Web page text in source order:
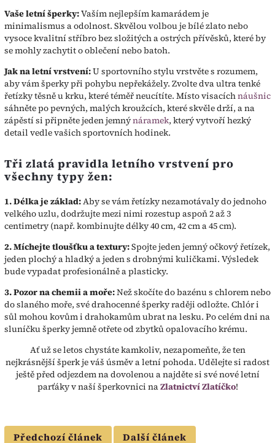
Vaše letní šperky:Vaším nejlepším kamarádem je
minimalismus a odolnost. Skvělou volbou je bílé zlato nebo
vysoce kvalitní stříbro bez složitých a ostrých přívěsků, které by
se mohly zachytit o oblečení nebo batoh.
Jak na letní vrstvení:U sportovního stylu vrstvěte s rozumem,
aby vám šperky při pohybu nepřekážely. Zvolte dva ultra tenké
řetízky těsně u krku, které téměř neucítíte. Místo visacíchnáušnic
sáhněte po pevných, malých kroužcích, které skvěle drží, a na
zápěstí si připněte jeden jemnýnáramek, který vytvoří hezký
detail vedle vašich sportovních hodinek.
Tři zlatá pravidla letního vrstvení pro
všechny typy žen:
1. Délka je základ:Aby se vám řetízky nezamotávaly do jednoho
velkého uzlu, dodržujte mezi nimi rozestup aspoň 2 až 3
centimetry (např. kombinujte délky 40 cm, 42 cm a 45 cm).
2. Míchejte tloušťku a textury:Spojte jeden jemný očkový řetízek,
jeden plochý a hladký a jeden s drobnými kuličkami. Výsledek
bude vypadat profesionálně a plasticky.
3. Pozor na chemii a moře:Než skočíte do bazénu s chlorem nebo
do slaného moře, své drahocenné šperky raději odložte. Chlór i
sůl mohou kovům i drahokamům ubrat na lesku. Po celém dni na
sluníčku šperky jemně otřete od zbytků opalovacího krému.
Ať už se letos chystáte kamkoliv, nezapomeňte, že ten
nejkrásnější šperk je váš úsměv a letní pohoda. Udělejte si radost
ještě před odjezdem na dovolenou a najděte si své nové letní
parťáky v naší šperkovnici naZlatnictví Zlatíčko!
Předchozí článek Další článek